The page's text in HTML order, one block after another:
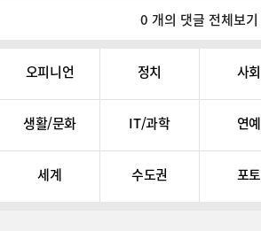
0 개의 댓글 전체보기
오피니언 정치 사회
생활/문화 IT/과학 연예
세계 수도권 포토